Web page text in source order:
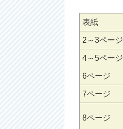
表紙
2～3ページ
4～5ページ
6ページ
7ページ
8ページ